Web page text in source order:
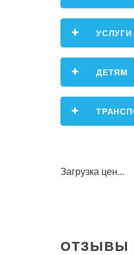
ДЕТЯМ
Загрузка цен...
ОТЗЫВЫ